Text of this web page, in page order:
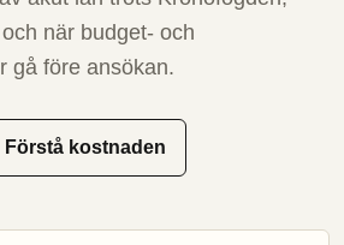
när budget- och
gå före ansökan.
Förstå kostnaden